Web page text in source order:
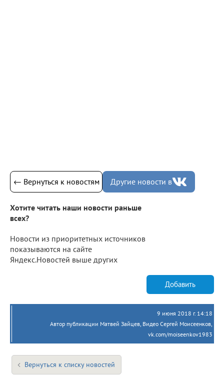
← Вернуться к новостям Другие новости в
Хотите читать наши новости раньше
всех?
Новости из приоритетных источников
показываются на сайте
Яндекс.Новостей выше других
Добавить
9 июня 2018 г. 14:18
Автор публикации Матвей Зайцев, Видео Сергей Моисеенков,
vk.com/moiseenkov1983
Вернуться к списку новостей